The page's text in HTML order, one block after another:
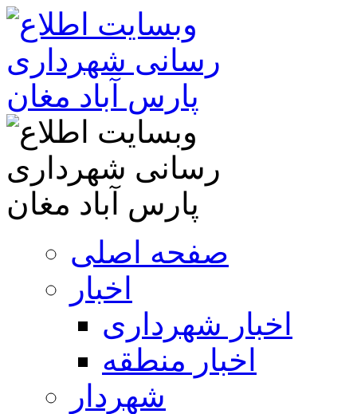
صفحه اصلی
اخبار
اخبار شهرداری
اخبار منطقه
شهردار